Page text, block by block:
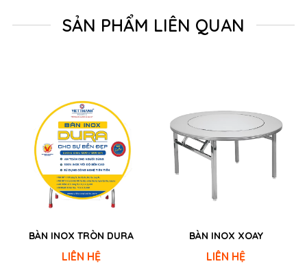
SẢN PHẨM LIÊN QUAN
BÀN INOX TRÒN DURA
LIÊN HỆ
BÀN INOX XOAY
LIÊN HỆ